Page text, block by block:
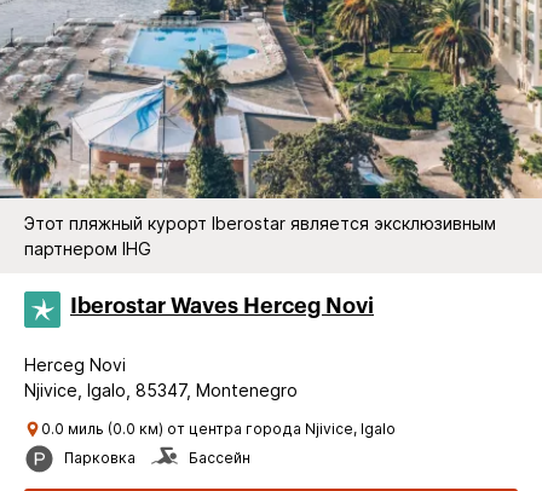
Этот пляжный курорт Iberostar является эксклюзивным
партнером IHG
Iberostar Waves Herceg Novi
Herceg Novi
Njivice, Igalo, 85347, Montenegro
0.0 миль (0.0 км) от центра города Njivice, Igalo
Парковка
Бассейн